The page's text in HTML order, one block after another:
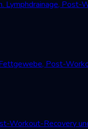
Post-
Post-
Workout-Recovery